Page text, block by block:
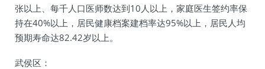
张以上、每千人口医师数达到10人以上，家庭医生签约率保
持在40%以上，居民健康档案建档率达95%以上，居民人均
预期寿命达82.42岁以上。
武侯区：